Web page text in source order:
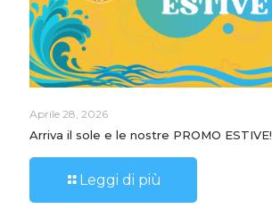
Aprile 28, 2026
Arriva il sole e le nostre PROMO ESTIVE!
Leggi di più